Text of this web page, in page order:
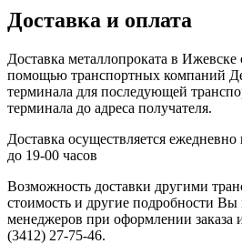
Доставка и оплата
Доставка металлопроката в Ижевске
помощью транспортных компаний
терминала для последующей
терминала до адреса получателя.
Доставка осуществляется
до 19-00 часов
Возможность доставки другими
стоимость и другие подробности
менеджеров при оформлении заказа
(3412) 27-75-46.